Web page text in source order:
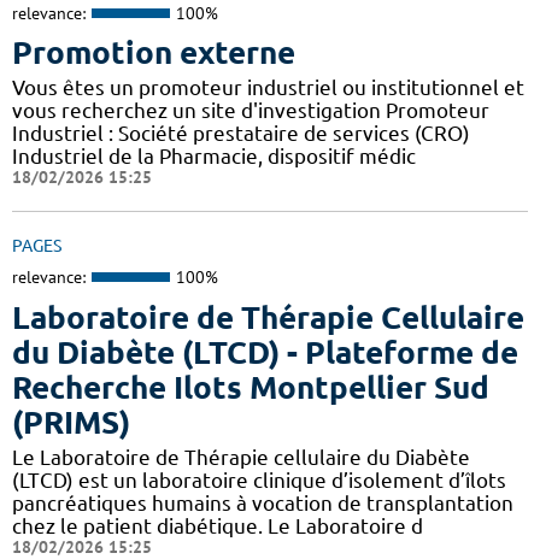
relevance: 100%
Promotion externe
Vous êtes un promoteur industriel ou institutionnel et
vous recherchez un site d'investigation Promoteur
Industriel : Société prestataire de services (CRO)
Industriel de la Pharmacie, dispositif médic
18/02/2026 15:25
PAGES
relevance: 100%
Laboratoire de Thérapie Cellulaire
du Diabète (LTCD) - Plateforme de
Recherche Ilots Montpellier Sud
(PRIMS)
Le Laboratoire de Thérapie cellulaire du Diabète
(LTCD) est un laboratoire clinique d’isolement d’îlots
pancréatiques humains à vocation de transplantation
chez le patient diabétique. Le Laboratoire d
18/02/2026 15:25